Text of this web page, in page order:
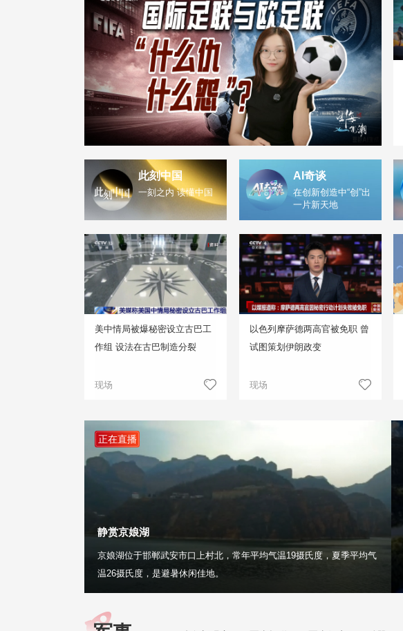
此刻中国
一刻之内 读懂中国
AI奇谈
在创新创造中“创”出
一片新天地
美中情局被爆秘密设立古巴工
作组 设法在古巴制造分裂
现场
以色列摩萨德两高官被免职 曾
试图策划伊朗政变
现场
正在直播
静赏京娘湖
京娘湖位于邯郸武安市口上村北，常年平均气温19摄氏度，夏季平均气
温26摄氏度，是避暑休闲佳地。